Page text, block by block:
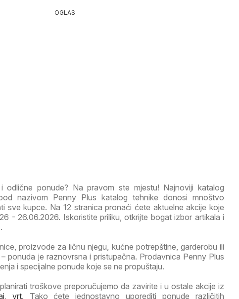
OGLAS
odlične ponude? Na pravom ste mjestu! Najnoviji katalog
nazivom Penny Plus katalog tehnike donosi mnoštvo
sve kupce. Na 12 stranica pronaći ćete aktuelne akcije koje
- 26.06.2026. Iskoristite priliku, otkrijte bogat izbor artikala i
proizvode za ličnu njegu, kućne potrepštine, garderobu ili
ponuda je raznovrsna i pristupačna. Prodavnica Penny Plus
i specijalne ponude koje se ne propuštaju.
troškove preporučujemo da zavirite i u ostale akcije iz
vrt. Tako ćete jednostavno uporediti ponude različitih